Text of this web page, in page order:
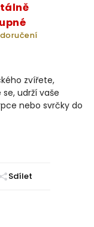
zvířete,
udrží vaše
nebo svrčky do
Sdílet